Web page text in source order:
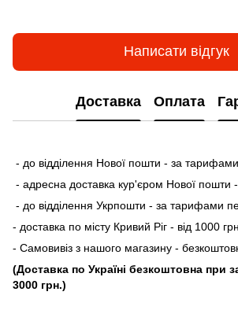
Написати відгук
Доставка Оплата
- до відділення Нової пошти - за тарифами
- адресна доставка кур'єром Нової пошти -
- до відділення Укрпошти - за тарифами
- доставка по місту Кривий Ріг - від 1000
- Самовивіз з нашого магазину -
(Доставка по Україні безкоштовна при
3000 грн.)